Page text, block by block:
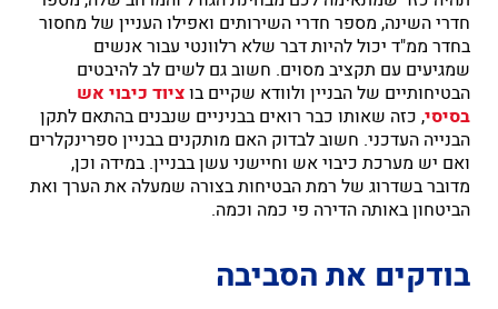
חדרי השינה, מספר חדרי השירותים ואפילו העניין של מחסור
בחדר ממ"ד יכול להיות דבר שלא רלוונטי עבור אנשים
שמגיעים עם תקציב מסוים. חשוב גם לשים לב להיבטים
הבטיחותיים של הבניין ולוודא שקיים בוציוד כיבוי אש
בסיסי, כזה שאותו כבר רואים בבניניים שנבנים בהתאם לתקן
הבנייה העדכני. חשוב לבדוק האם מותקנים בבניין ספרינקלרים
ואם יש מערכת כיבוי אש וחיישני עשן בבניין. במידה וכן,
מדובר בשדרוג של רמת הבטיחות בצורה שמעלה את הערך ואת
הביטחון באותה הדירה פי כמה וכמה.
בודקים את הסביבה